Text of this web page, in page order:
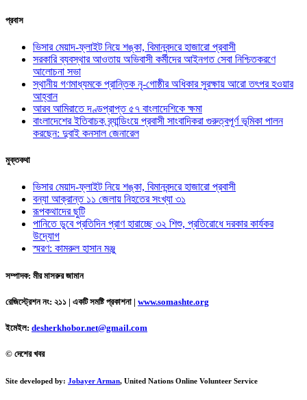
প্রবাস
ভিসার মেয়াদ-ফ্লাইট নিয়ে শঙ্কা, বিমানবন্দরে হাজারো প্রবাসী
সরকারি ব্যবস্থার আওতায় অভিবাসী কর্মীদের আইনগত সেবা নিশ্চিতকরণে
আলোচনা সভা
স্থানীয় গণমাধ্যমকে প্রান্তিক নৃ-গোষ্ঠীর অধিকার সুরক্ষায় আরো তৎপর হওয়ার
আহ্বান
আরব আমিরাতে দণ্ডপ্রাপ্ত ৫৭ বাংলাদেশিকে ক্ষমা
বাংলাদেশের ইতিবাচক ব্র্যান্ডিংয়ে প্রবাসী সাংবাদিকরা গুরুত্বপূর্ণ ভূমিকা পালন
করছেন: দুবাই কনসাল জেনারেল
মুক্তকথা
ভিসার মেয়াদ-ফ্লাইট নিয়ে শঙ্কা, বিমানবন্দরে হাজারো প্রবাসী
বন্যা আক্রান্ত ১১ জেলায় নিহতের সংখ্যা ৩১
রূপকথাদের ছুটি
পানিতে ডুবে প্রতিদিন প্রাণ হারাচ্ছে ৩২ শিশু, প্রতিরোধে দরকার কার্যকর
উদ্যোগ
স্মরণ: কামরুল হাসান মঞ্জু
সম্পাদক: মীর মাসরুর জামান
রেজিস্ট্রেশন নং: ২১১ | একটি সমষ্টি প্রকাশনা | www.somashte.org
ইমেইল: desherkhobor.net@gmail.com
© দেশের খবর
Site developed by: Jobayer Arman, United Nations Online Volunteer Service